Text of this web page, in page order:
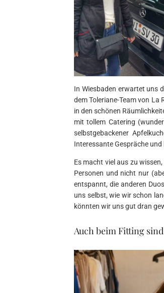
In Wiesbaden erwartet uns
dem Toleriane-Team von
in den schönen
mit tollem Catering
selbstgebackener
Interessante Gespräche
Es macht viel aus zu
Personen und nicht nur
entspannt, die anderen
uns selbst, wie wir schon
könnten wir uns gut dran
Auch beim Fitting